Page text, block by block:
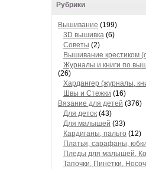
Рубрики
Вышивание (199)
3D вышивка (6)
Советы (2)
Вышивание крестиком
Журналы и книги по
(26)
Хардангер (журналы,
Швы и Стежки (16)
Вязание для детей (376)
Для деток (43)
Для малышей (33)
Кардиганы, пальто (12)
Платья, сарафаны, юбки
Пледы для малышей,
Тапочки, Пинетки,